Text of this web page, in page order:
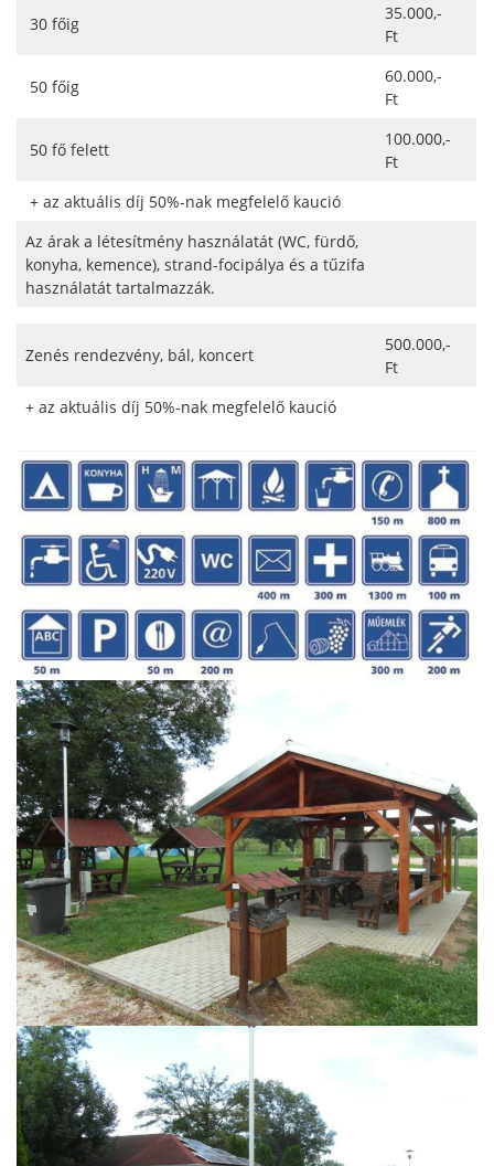
30 főig
35.000,-
Ft
50 főig
60.000,-
Ft
50 fő felett
100.000,-
Ft
+ az aktuális díj 50%-nak megfelelő kaució
Az árak a létesítmény használatát (WC, fürdő,
konyha, kemence), strand-focipálya és a tűzifa
használatát tartalmazzák.
Zenés rendezvény, bál, koncert
500.000,-
Ft
+ az aktuális díj 50%-nak megfelelő kaució